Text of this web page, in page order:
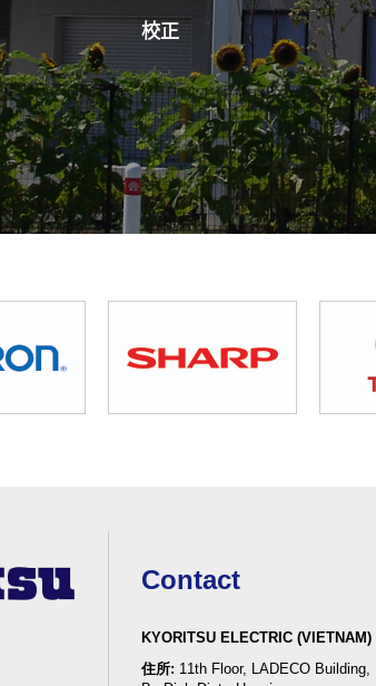
校正
Contact
KYORITSU ELECTRIC (VIETNAM)
住所: 11th Floor, LADECO Building,